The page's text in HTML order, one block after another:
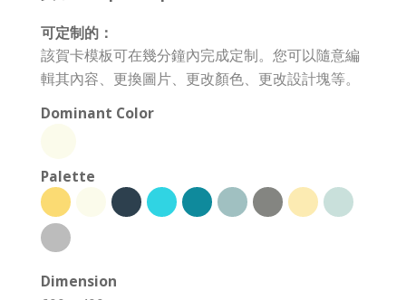
可定制的：
該賀卡模板可在幾分鐘內完成定制。您可以隨意編
輯其內容、更換圖片、更改顏色、更改設計塊等。
Dominant Color
Palette
Dimension